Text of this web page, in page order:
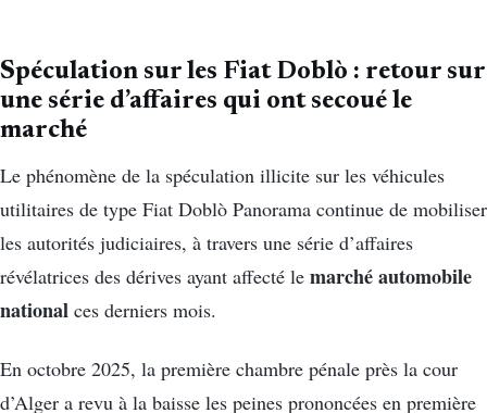
Spéculation sur les Fiat Doblò : retour sur
une série d’affaires qui ont secoué le
marché
Le phénomène de la spéculation illicite sur les véhicules
utilitaires de type Fiat Doblò Panorama continue de mobiliser
les autorités judiciaires, à travers une série d’affaires
révélatrices des dérives ayant affecté le marché automobile
national ces derniers mois.
En octobre 2025, la première chambre pénale près la cour
d’Alger a revu à la baisse les peines prononcées en première